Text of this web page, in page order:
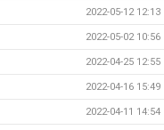
2022-05-12 12:13
2022-05-02 10:56
2022-04-25 12:55
2022-04-16 15:49
2022-04-11 14:54